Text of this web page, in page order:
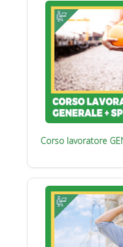
Corso lavoratore